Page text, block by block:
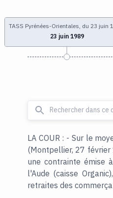
TASS Pyrénées-Orientales, du 23 juin
23 juin 1989
LA COUR : - Sur le
(Montpellier, 27 février
une contrainte émise
l'Aude (caisse
retraites des